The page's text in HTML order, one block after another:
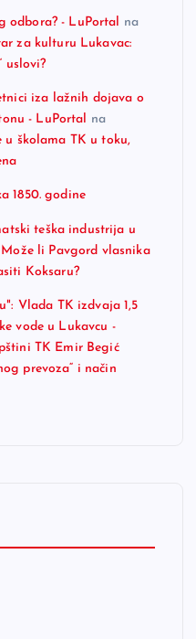
odbora? - LuPortal na
za kulturu Lukavac:
uslovi?
iza lažnih dojava o
- LuPortal na
u školama TK u toku,
1850. godine
teška industrija u
Može li Pavgord vlasnika
Koksaru?
Vlada TK izdvaja 1,5
vode u Lukavcu -
TK Emir Begić
prevoza“ i način